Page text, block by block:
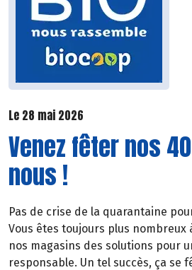
Le 28 mai 2026
Venez fêter nos
nous !
Pas de crise de la quarantaine
Vous êtes toujours plus
nos magasins des solutions pour
responsable. Un tel succès, ça se